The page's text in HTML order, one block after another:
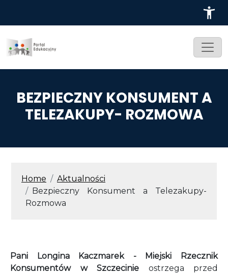
BEZPIECZNY KONSUMENT A
TELEZAKUPY- ROZMOWA
ŚCIEŻKA NAWIGACYJNA
Home
Aktualności
Bezpieczny Konsument a Telezakupy-
Rozmowa
Pani Longina Kaczmarek - Miejski Rzecznik
Konsumentów w Szczecinie ostrzega przed